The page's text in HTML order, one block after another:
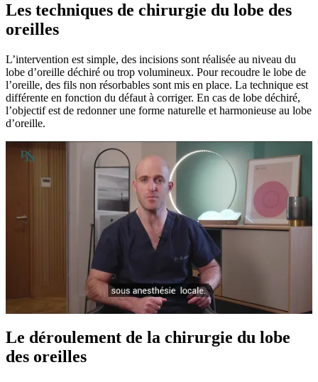
Les techniques de chirurgie du lobe des
oreilles
L’intervention est simple, des incisions sont réalisée au niveau du
lobe d’oreille déchiré ou trop volumineux. Pour recoudre le lobe de
l’oreille, des fils non résorbables sont mis en place. La technique est
différente en fonction du défaut à corriger. En cas de lobe déchiré,
l’objectif est de redonner une forme naturelle et harmonieuse au lobe
d’oreille.
Le déroulement de la chirurgie du lobe
des oreilles